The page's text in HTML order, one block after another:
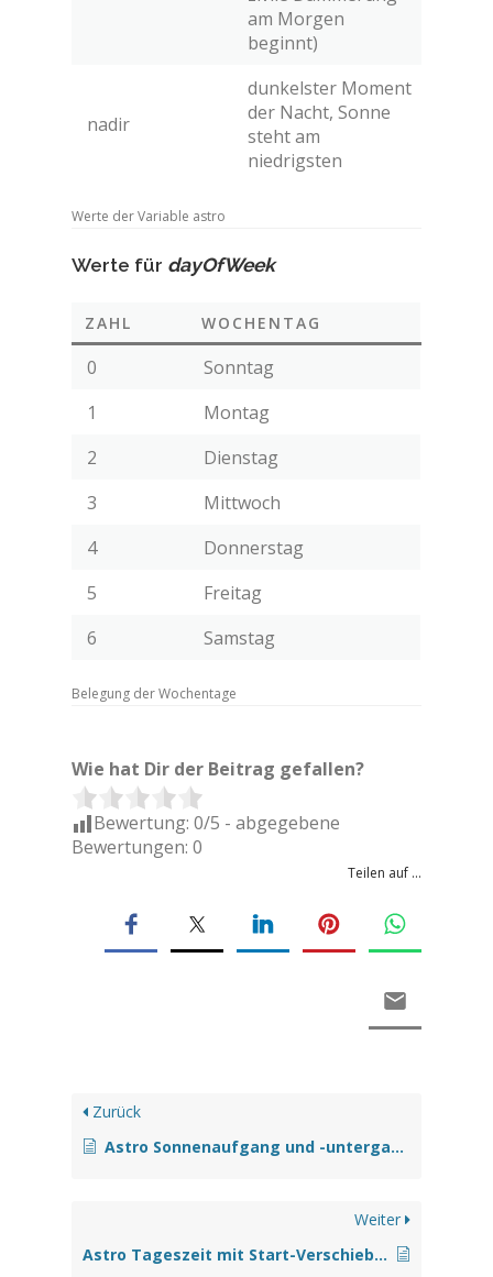
am Morgen
beginnt)
nadir
dunkelster Moment
der Nacht, Sonne
steht am
niedrigsten
Werte der Variable astro
Werte für dayOfWeek
ZAHL WOCHENTAG
0
Sonntag
1
Montag
2
Dienstag
3
Mittwoch
4
Donnerstag
5
Freitag
6
Samstag
Belegung der Wochentage
Wie hat Dir der Beitrag gefallen?
Bewertung: 0/5 - abgegebene
Bewertungen: 0
Teilen auf ...
Zurück
Astro Sonnenaufgang und -untergang abfragen
Weiter
Astro Tageszeit mit Start-Verschiebung